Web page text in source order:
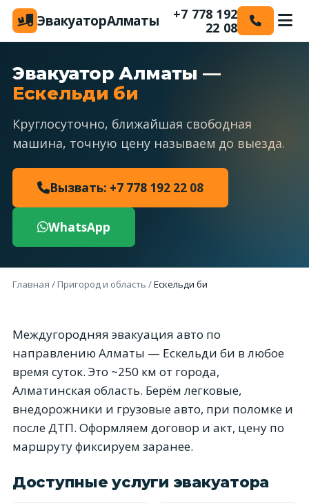
ЭвакуаторАлматы
+7 778 192
22 08
Эвакуатор Алматы —
Ескельди би
Круглосуточно, ближайшая свободная
машина, точную цену называем до выезда.
Вызвать: +7 778 192 22 08
WhatsApp
Главная /Пригород и область /Ескельди би
Междугородняя эвакуация авто по
направлению Алматы — Ескельди би в любое
время суток. Это ~250 км от города,
Алматинская область. Берём легковые,
внедорожники и грузовые авто, при поломке и
после ДТП. Оформляем договор и акт, цену по
маршруту фиксируем заранее.
Доступные услуги эвакуатора